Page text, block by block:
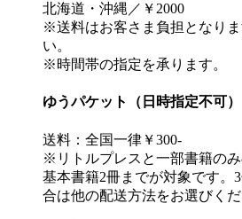
北海道・沖縄／￥2000
※送料はお客さま負担となり
い。
※時間帯の指定を承ります。
ゆうパケット（日時指定不可）
送料：全国一律￥300-
※リトルプレスと一部書籍のみ
基本書籍2冊までが対象です。
合は他の配送方法をお選びくだ